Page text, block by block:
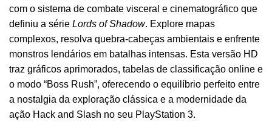
com o sistema de combate visceral e cinematográfico que
definiu a série Lords of Shadow. Explore mapas
complexos, resolva quebra-cabeças ambientais e enfrente
monstros lendários em batalhas intensas. Esta versão HD
traz gráficos aprimorados, tabelas de classificação online e
o modo “Boss Rush”, oferecendo o equilíbrio perfeito entre
a nostalgia da exploração clássica e a modernidade da
ação Hack and Slash no seu PlayStation 3.